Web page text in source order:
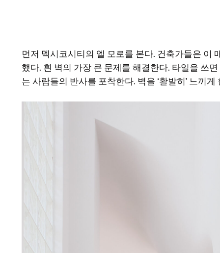
먼저 멕시코시티의 엘 모로를 본다. 건축가들은 이
했다. 흰 벽의 가장 큰 문제를 해결한다. 타일을 쓰
는 사람들의 반사를 포착한다. 벽을 ‘활발히’ 느끼